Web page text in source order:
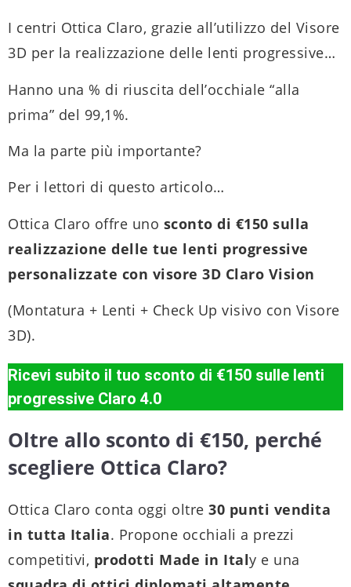
I centri Ottica Claro, grazie all’utilizzo del Visore
3D per la realizzazione delle lenti progressive…
Hanno una % di riuscita dell’occhiale “alla
prima” del 99,1%.
Ma la parte più importante?
Per i lettori di questo articolo…
Ottica Claro offre uno sconto di €150 sulla
realizzazione delle tue lenti progressive
personalizzate con visore 3D Claro Vision
(Montatura + Lenti + Check Up visivo con Visore
3D).
Ricevi subito il tuo sconto di €150 sulle lenti
progressive Claro 4.0
Oltre allo sconto di €150, perché
scegliere Ottica Claro?
Ottica Claro conta oggi oltre 30 punti vendita
in tutta Italia. Propone occhiali a prezzi
competitivi, prodotti Made in Italy e una